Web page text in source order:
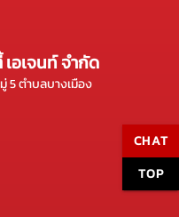
CHAT
TOP
อเจนท์ จำกัด
5 ตำบลบางเมือง